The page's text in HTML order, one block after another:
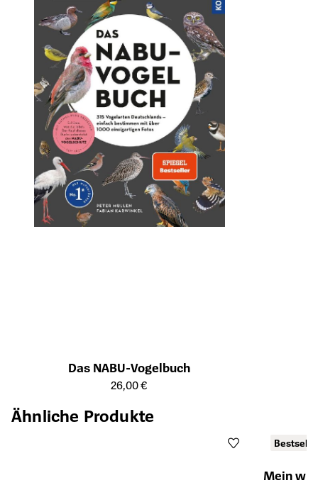
Das NABU-Vogelbuch
Öffnet die Detailseite des Produkts
26,00 €
Ähnliche Produkte
Mein